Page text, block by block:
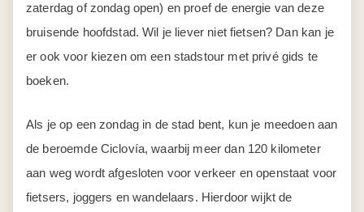
zaterdag of zondag open) en proef de energie van deze
bruisende hoofdstad. Wil je liever niet fietsen? Dan kan je
er ook voor kiezen om een stadstour met privé gids te
boeken.
Als je op een zondag in de stad bent, kun je meedoen aan
de beroemde Ciclovía, waarbij meer dan 120 kilometer
aan weg wordt afgesloten voor verkeer en openstaat voor
fietsers, joggers en wandelaars. Hierdoor wijkt de